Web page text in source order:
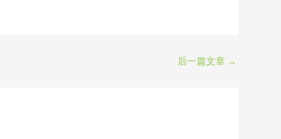
后一篇文章 →